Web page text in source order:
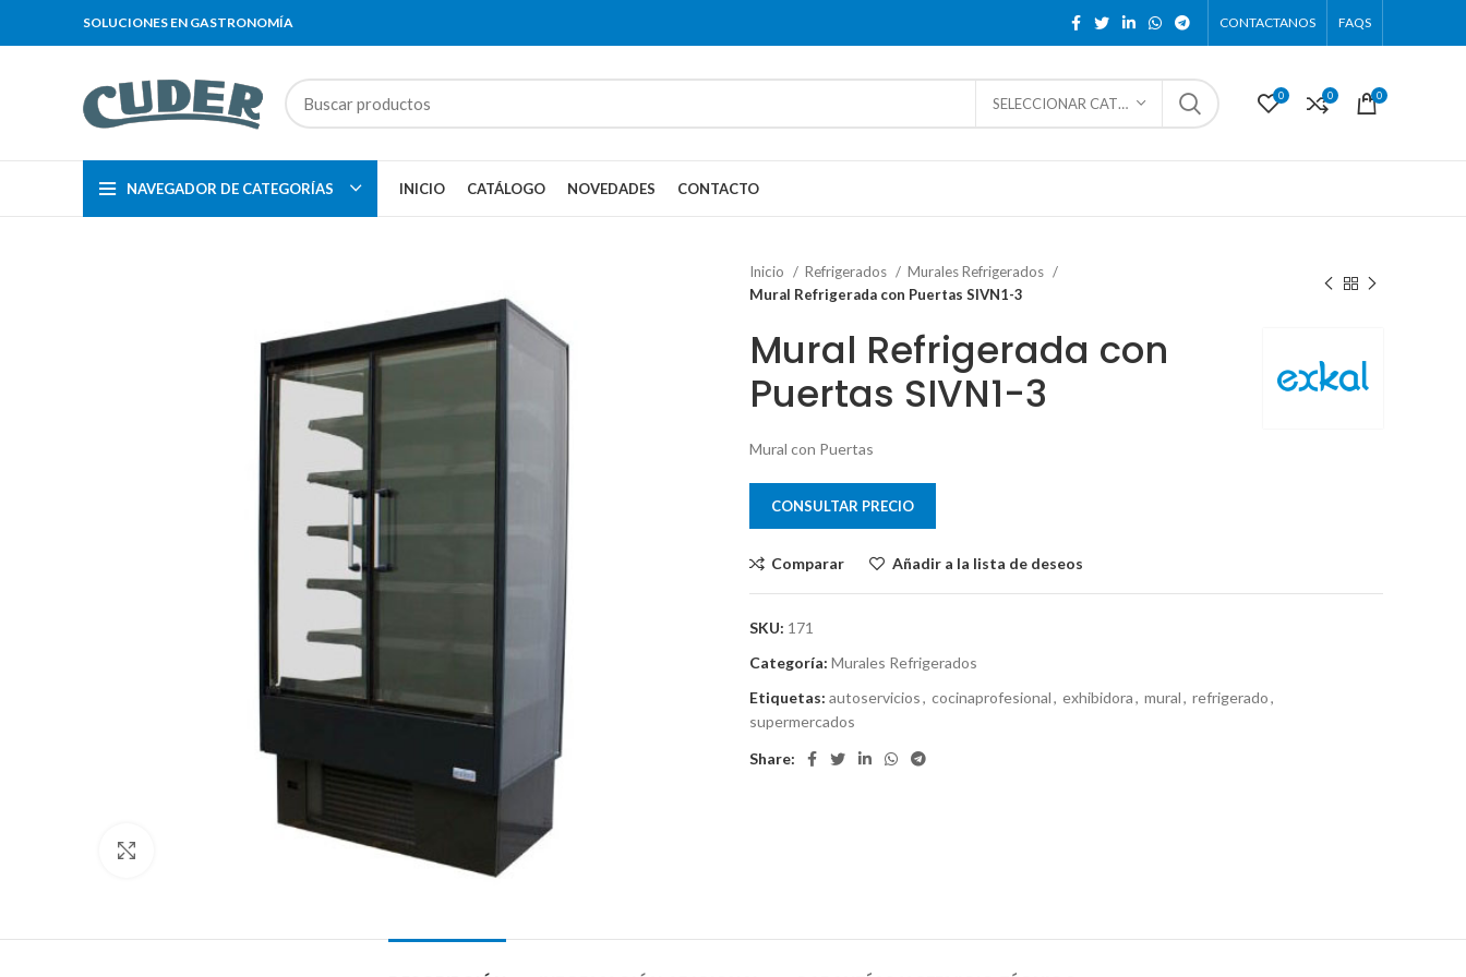
SOLUCIONES EN GASTRONOMÍA CONTACTANOS FAQS
SELECCIONAR CATEGORÍA 0 0 0
NAVEGADOR DE CATEGORÍAS INICIO CATÁLOGO NOVEDADES CONTACTO
Inicio Refrigerados
Murales Refrigerados
Mural Refrigerada con Puertas SIVN1-3
Mural Refrigerada con
Puertas SIVN1-3
Mural con Puertas
CONSULTAR PRECIO
Comparar Añadir a la lista de deseos
SKU: 171
Categoría: Murales Refrigerados
Etiquetas: autoservicios, cocinaprofesional, exhibidora, mural, refrigerado,
supermercados
Share: